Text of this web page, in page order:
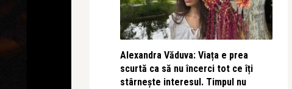
Alexandra Văduva: Viața e prea
scurtă ca să nu încerci tot ce îți
stârnește interesul. Timpul nu